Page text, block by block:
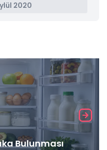
2020
Bulunması